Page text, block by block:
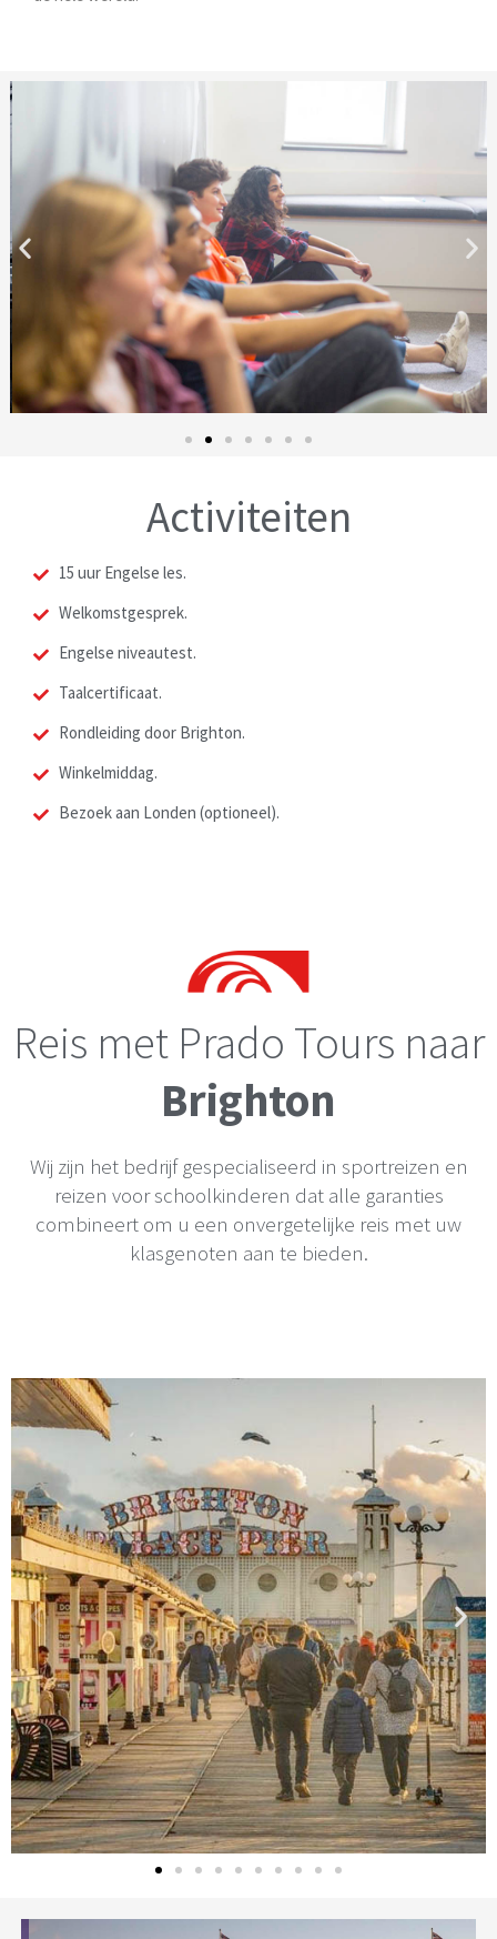
Activiteiten
15 uur Engelse les.
Welkomstgesprek.
Engelse niveautest.
Taalcertificaat.
Rondleiding door Brighton.
Winkelmiddag.
Bezoek aan Londen (optioneel).
Reis met Prado Tours naar
Brighton
Wij zijn het bedrijf gespecialiseerd in sportreizen en
reizen voor schoolkinderen dat alle garanties
combineert om u een onvergetelijke reis met uw
klasgenoten aan te bieden.